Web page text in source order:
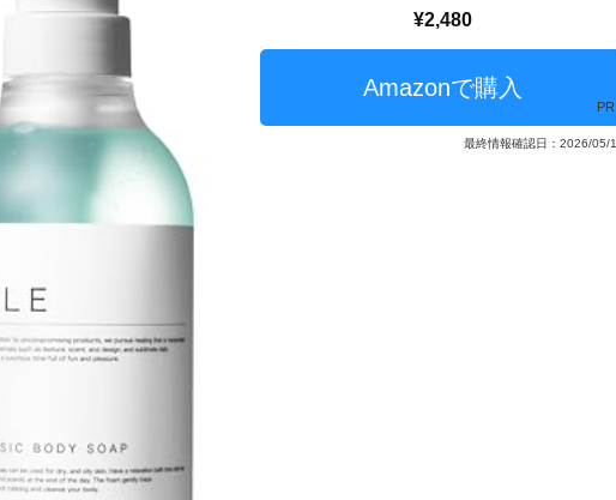
2,480
PR
最終情報確認日：2026/05/